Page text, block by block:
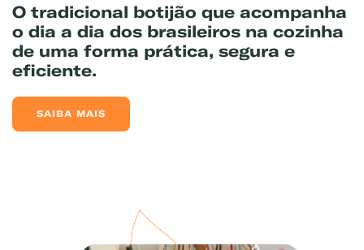
O tradicional botijão que acompanha
o dia a dia dos brasileiros na cozinha
de uma forma prática, segura e
eficiente.
SAIBA MAIS